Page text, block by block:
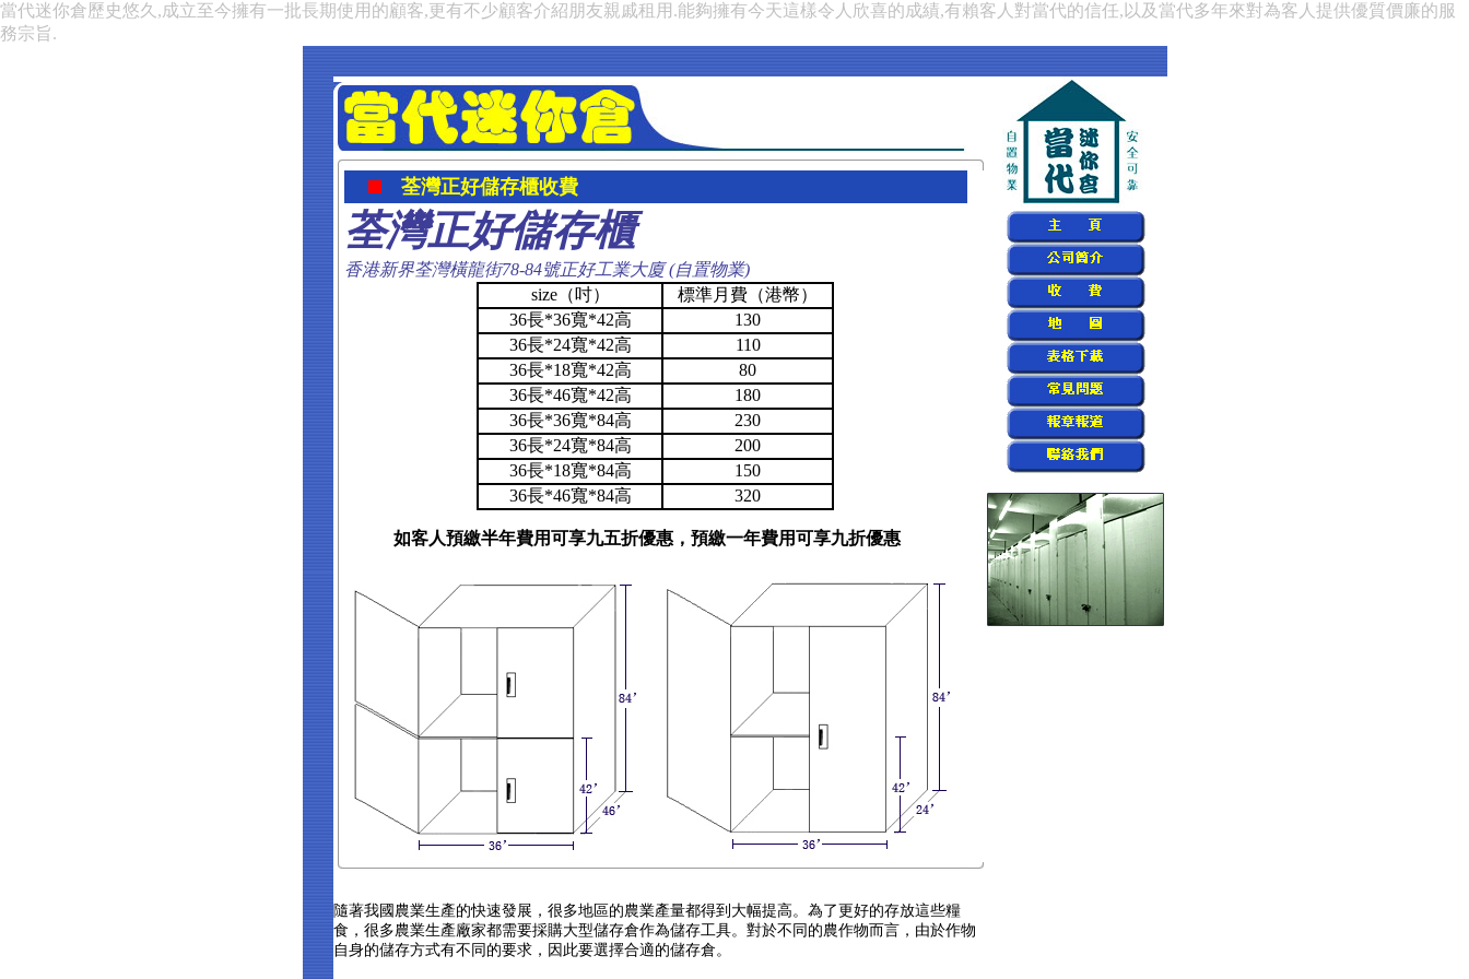
當代迷你倉歷史悠久,成立至今擁有一批長期使用的顧客,更有不少顧客介紹朋友親戚租用.能夠擁有今天這樣令人欣喜的成績,有賴客人對當代的信任,以及當代多年來對為客人提供優質價廉的服
務宗旨.
荃灣正好儲存櫃收費
荃灣正好儲存櫃
香港新界荃灣橫龍街78-84號正好工業大廈 (自置物業)
size（吋）
標準月費（港幣）
36長*36寬*42高
130
36長*24寬*42高
110
36長*18寬*42高
80
36長*46寬*42高
180
36長*36寬*84高
230
36長*24寬*84高
200
36長*18寬*84高
150
36長*46寬*84高
320
如客人預繳半年費用可享九五折優惠，預繳一年費用可享九折優惠
隨著我國農業生產的快速發展，很多地區的農業產量都得到大幅提高。為了更好的存放這些糧
食，很多農業生產廠家都需要採購大型儲存倉作為儲存工具。對於不同的農作物而言，由於作物
自身的儲存方式有不同的要求，因此要選擇合適的儲存倉。